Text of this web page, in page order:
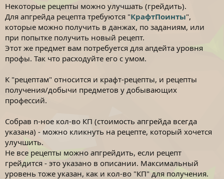
о
в
е
н
и
е
Некоторые рецепты можно улучшать (грейдить).
Для апгрейда рецепта требуются "КрафтПоинты",
которые можно получить в данжах, по заданиям, или
при попытке получить новый рецепт.
Этот же предмет вам потребуется для апдейта уровня
профы. Так что расходуйте его с умом.
К "рецептам" относится и крафт-рецепты, и рецепты
получения/добычи предметов у добывающих
профессий.
Собрав n-ное кол-во КП (стоимость апгрейда всегда
указана) - можно кликнуть на рецепте, который хочется
улучшить.
Не все рецепты можно апгрейдить, если рецепт
грейдится - это указано в описании. Максимальный
уровень тоже указан, как и кол-во "КП" для получения.